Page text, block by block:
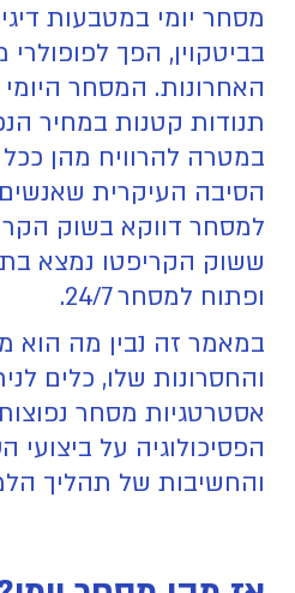
מסחר יומי במטבעות
בביטקוין, הפך
האחרונות. המסחר
תנודות קטנות במחיר
במטרה להרוויח מהן ככל
הסיבה העיקרית
למסחר דווקא בשוק
ששוק הקריפטו נמצא
ופתוח למסחר 24/7.
במאמר זה נבין מה הוא
והחסרונות שלו, כלים
אסטרטגיות מסחר
הפסיכולוגיה על ביצועי
והחשיבות של תהליך